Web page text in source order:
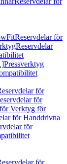
Reservdelar för
Reservdelar
Pressverktyg
för
för
Verktyg för
för Handdrivna
för
för